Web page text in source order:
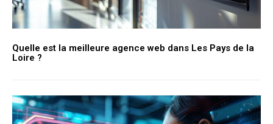
Quelle est la meilleure agence web dans Les Pays de la
Loire ?